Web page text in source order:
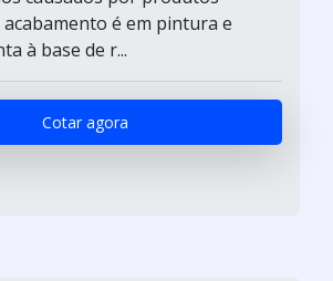
acabamento é em pintura e
à base de r...
Cotar agora